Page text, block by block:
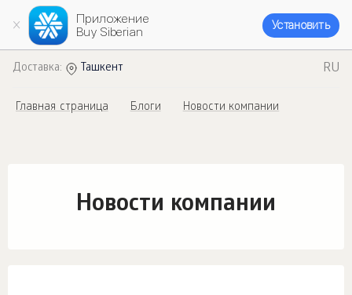
Приложение
Buy Siberian
Установить
Доставка: Ташкент RU
Главная страница Блоги Новости компании
Новости компании